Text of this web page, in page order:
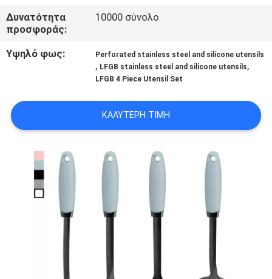
ΖΗΤΉΣΤΕ
ΈΝΑ
ΑΠΌΣΠΑΣΜΑ
SITEMAP
PRIVACY
POLICY
Δυνατότητα
προσφοράς:
10000 σύνολο
Υψηλό φως: Perforated stainless steel and silicone utensils
, LFGB stainless steel and silicone utensils,
LFGB 4 Piece Utensil Set
ΚΑΛΎΤΕΡΗ ΤΙΜΉ